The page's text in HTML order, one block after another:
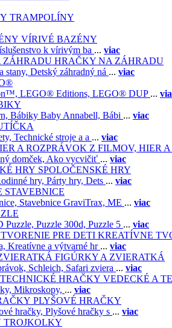
TRAMPOLÍNY
VÍRIVÉ BAZÉNY
k vírivým ba ... viac
HRAČKY NA ZÁHRADU
stany, Detský záhradný ná ... viac
LEGO® Editions, LEGO® DUP ...
Bábiky Baby Annabell, Bábi ... viac
Technické stroje a a ... viac
Z FILMOV, HIER
domček, Ako vycvičiť ... viac
SPOLOČENSKÉ HRY
hry, Párty hry, Dets ... viac
STAVEBNICE
Stavebnice GraviTrax, ME ... viac
Puzzle, Puzzle 300d, Puzzle 5 ... viac
KREATÍVNE
Kreatívne a výtvarné hr ... viac
FIGÚRKY A ZVIERATKÁ
Schleich, Safari zviera ... viac
VEDECKÉ A
Mikroskopy, ... viac
PLYŠOVÉ HRAČKY
hračky, Plyšové hračky s ... viac
TROJKOLKY